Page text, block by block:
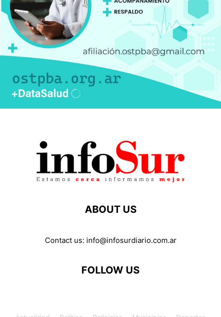
ABOUT US
Contact us: info@infosurdiario.com.ar
FOLLOW US